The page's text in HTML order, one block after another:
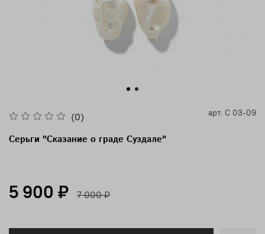
(0) арт. С 03-09
Серьги "Сказание о граде Суздале"
5 900 ₽ 7 000 ₽